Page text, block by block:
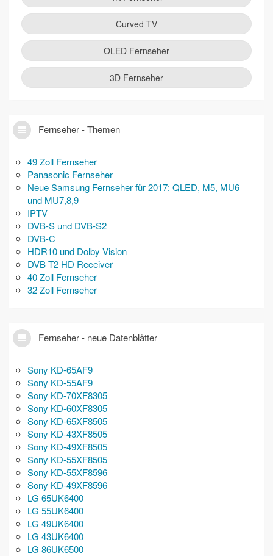
Curved TV
OLED Fernseher
3D Fernseher
Fernseher - Themen
49 Zoll Fernseher
Panasonic Fernseher
Neue Samsung Fernseher für 2017: QLED, M5, MU6
und MU7,8,9
IPTV
DVB-S und DVB-S2
DVB-C
HDR10 und Dolby Vision
DVB T2 HD Receiver
40 Zoll Fernseher
32 Zoll Fernseher
Fernseher - neue Datenblätter
Sony KD-65AF9
Sony KD-55AF9
Sony KD-70XF8305
Sony KD-60XF8305
Sony KD-65XF8505
Sony KD-43XF8505
Sony KD-49XF8505
Sony KD-55XF8505
Sony KD-55XF8596
Sony KD-49XF8596
LG 65UK6400
LG 55UK6400
LG 49UK6400
LG 43UK6400
LG 86UK6500